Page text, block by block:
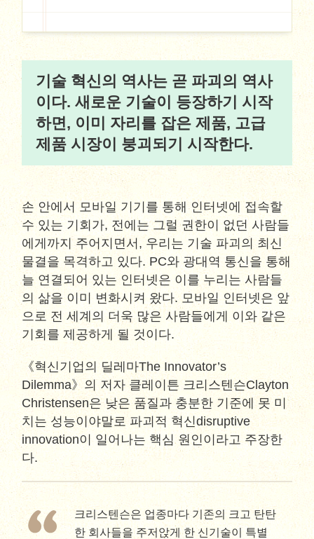
기술 혁신의 역사는 곧 파괴의 역사
이다. 새로운 기술이 등장하기 시작
하면, 이미 자리를 잡은 제품, 고급
제품 시장이 붕괴되기 시작한다.
손 안에서 모바일 기기를 통해 인터넷에 접속할
수 있는 기회가, 전에는 그럴 권한이 없던 사람들
에게까지 주어지면서, 우리는 기술 파괴의 최신
물결을 목격하고 있다. PC와 광대역 통신을 통해
늘 연결되어 있는 인터넷은 이를 누리는 사람들
의 삶을 이미 변화시켜 왔다. 모바일 인터넷은 앞
으로 전 세계의 더욱 많은 사람들에게 이와 같은
기회를 제공하게 될 것이다.
《혁신기업의 딜레마The Innovator’s
Dilemma》의 저자 클레이튼 크리스텐슨Clayton
Christensen은 낮은 품질과 충분한 기준에 못 미
치는 성능이야말로 파괴적 혁신disruptive
innovation이 일어나는 핵심 원인이라고 주장한
다.
크리스텐슨은 업종마다 기존의 크고 탄탄
한 회사들을 주저앉게 한 신기술이 특별